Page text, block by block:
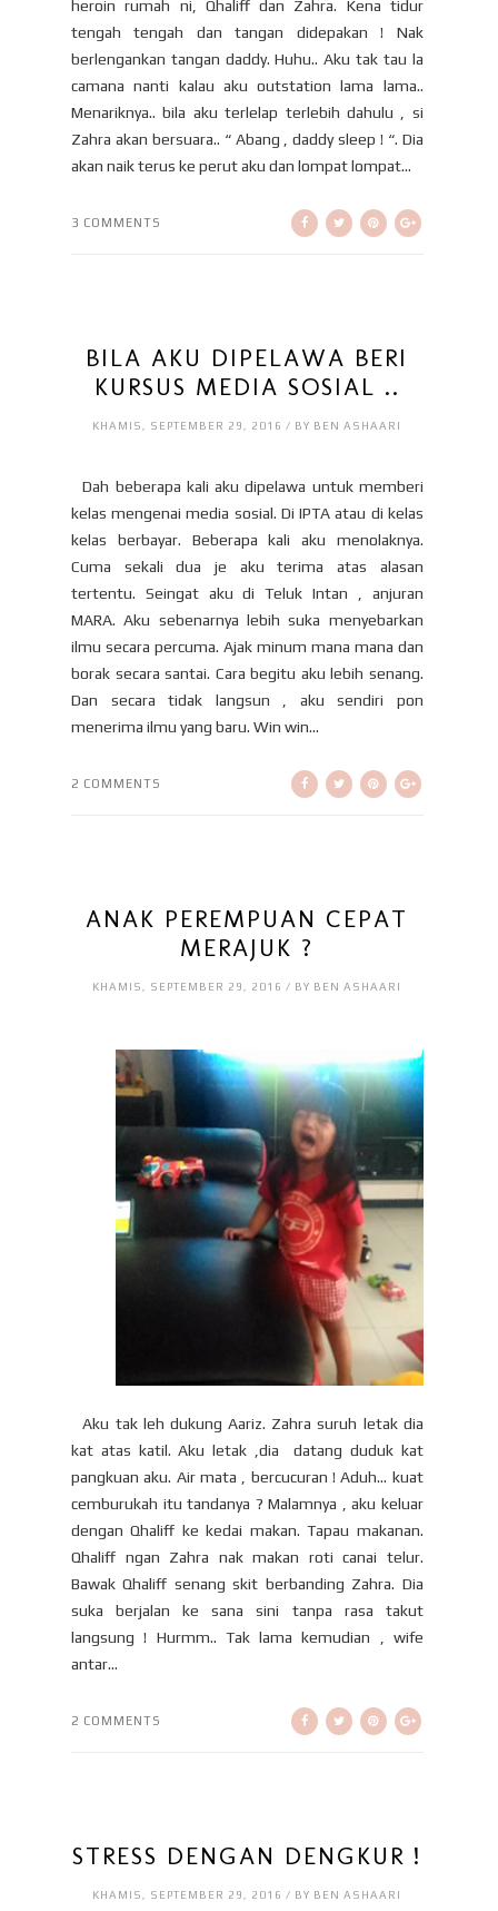
heroin rumah ni, Qhaliff dan Zahra. Kena tidur
tengah tengah dan tangan didepakan ! Nak
berlengankan tangan daddy. Huhu.. Aku tak tau la
camana nanti kalau aku outstation lama lama..
Menariknya.. bila aku terlelap terlebih dahulu , si
Zahra akan bersuara.. “ Abang , daddy sleep ! “. Dia
akan naik terus ke perut aku dan lompat lompat...
3 COMMENTS
BILA AKU DIPELAWA BERI
KURSUS MEDIA SOSIAL ..
KHAMIS, SEPTEMBER 29, 2016 / BY BEN ASHAARI
Dah beberapa kali aku dipelawa untuk memberi
kelas mengenai media sosial. Di IPTA atau di kelas
kelas berbayar. Beberapa kali aku menolaknya.
Cuma sekali dua je aku terima atas alasan
tertentu. Seingat aku di Teluk Intan , anjuran
MARA. Aku sebenarnya lebih suka menyebarkan
ilmu secara percuma. Ajak minum mana mana dan
borak secara santai. Cara begitu aku lebih senang.
Dan secara tidak langsun , aku sendiri pon
menerima ilmu yang baru. Win win...
2 COMMENTS
ANAK PEREMPUAN CEPAT
MERAJUK ?
KHAMIS, SEPTEMBER 29, 2016 / BY BEN ASHAARI
Aku tak leh dukung Aariz. Zahra suruh letak dia
kat atas katil. Aku letak ,dia datang duduk kat
pangkuan aku. Air mata , bercucuran ! Aduh… kuat
cemburukah itu tandanya ? Malamnya , aku keluar
dengan Qhaliff ke kedai makan. Tapau makanan.
Qhaliff ngan Zahra nak makan roti canai telur.
Bawak Qhaliff senang skit berbanding Zahra. Dia
suka berjalan ke sana sini tanpa rasa takut
langsung ! Hurmm.. Tak lama kemudian , wife
antar...
2 COMMENTS
STRESS DENGAN DENGKUR !
KHAMIS, SEPTEMBER 29, 2016 / BY BEN ASHAARI